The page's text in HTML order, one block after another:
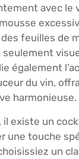
avec le
feuilles de
seulement
également
du vin,
harmonieuse.
il existe un
une touche
un